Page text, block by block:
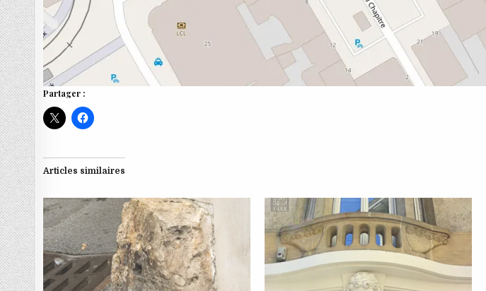
Partager :
Articles similaires